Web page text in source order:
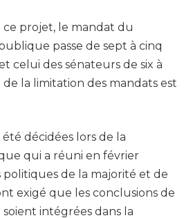
projet, le mandat du
passe de sept à cinq
celui des sénateurs de six à
de la limitation des mandats est
décidées lors de la
qui a réuni en février
de la majorité et de
exigé que les conclusions de
intégrées dans la